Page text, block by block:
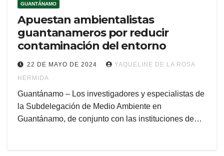
GUANTÁNAMO
Apuestan ambientalistas
guantanameros por reducir
contaminación del entorno
22 DE MAYO DE 2024
YAQUELINE DE LA ROSA
HERMIDA
Guantánamo – Los investigadores y especialistas de
la Subdelegación de Medio Ambiente en
Guantánamo, de conjunto con las instituciones de…